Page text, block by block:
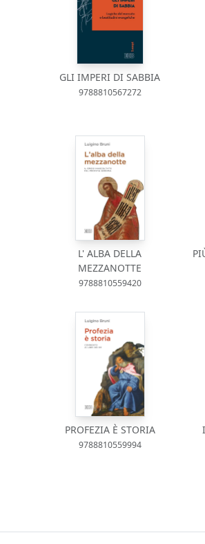
GLI IMPERI DI SABBIA
9788810567272
L' ALBA DELLA
MEZZANOTTE
9788810559420
PROFEZIA È STORIA
9788810559994